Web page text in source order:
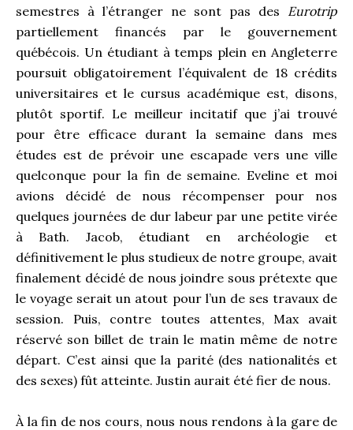
semestres à l’étranger ne sont pas des Eurotrip
partiellement financés par le gouvernement
québécois. Un étudiant à temps plein en Angleterre
poursuit obligatoirement l’équivalent de 18 crédits
universitaires et le cursus académique est, disons,
plutôt sportif. Le meilleur incitatif que j’ai trouvé
pour être efficace durant la semaine dans mes
études est de prévoir une escapade vers une ville
quelconque pour la fin de semaine. Eveline et moi
avions décidé de nous récompenser pour nos
quelques journées de dur labeur par une petite virée
à Bath. Jacob, étudiant en archéologie et
définitivement le plus studieux de notre groupe, avait
finalement décidé de nous joindre sous prétexte que
le voyage serait un atout pour l’un de ses travaux de
session. Puis, contre toutes attentes, Max avait
réservé son billet de train le matin même de notre
départ. C’est ainsi que la parité (des nationalités et
des sexes) fût atteinte. Justin aurait été fier de nous.
À la fin de nos cours, nous nous rendons à la gare de